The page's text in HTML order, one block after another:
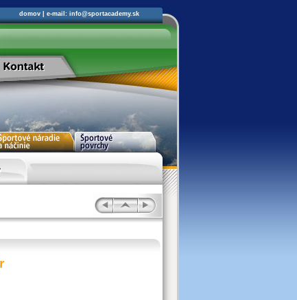
domov | e-mail: info@sportacademy.sk